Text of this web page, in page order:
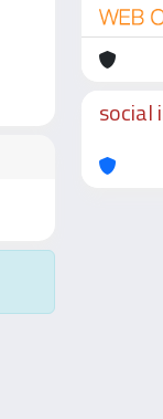
social